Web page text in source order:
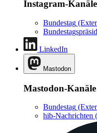
Instagram-Kanäle
Bundestag
LinkedIn
Mastodon
Mastodon-Kanäle
Bundestag
hib-Nachrichten